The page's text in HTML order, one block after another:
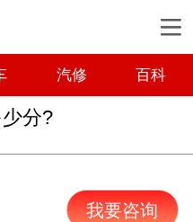
汽修 百科
分?
我要咨询